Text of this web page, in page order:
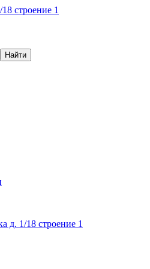
строение 1
Найти
д. 1/18 строение 1